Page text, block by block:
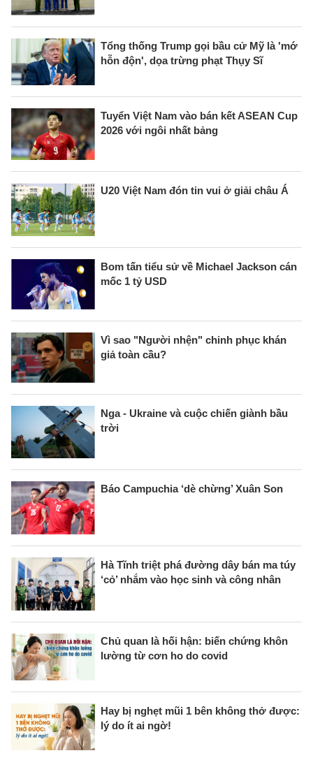
Tổng thống Trump gọi bầu cử Mỹ là 'mớ
hỗn độn', dọa trừng phạt Thụy Sĩ
Tuyển Việt Nam vào bán kết ASEAN Cup
2026 với ngôi nhất bảng
U20 Việt Nam đón tin vui ở giải châu Á
Bom tấn tiểu sử về Michael Jackson cán
mốc 1 tỷ USD
Vì sao "Người nhện" chinh phục khán
giả toàn cầu?
Nga - Ukraine và cuộc chiến giành bầu
trời
Báo Campuchia ‘dè chừng’ Xuân Son
Hà Tĩnh triệt phá đường dây bán ma túy
‘cỏ’ nhắm vào học sinh và công nhân
Chủ quan là hối hận: biến chứng khôn
lường từ cơn ho do covid
Hay bị nghẹt mũi 1 bên không thở được:
lý do ít ai ngờ!